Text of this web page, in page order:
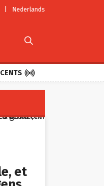
Nederlands


et